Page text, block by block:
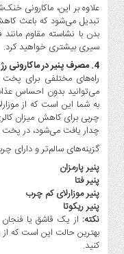
علاوه بر این، ماکارونی
تبدیل می‌شود که باعث
بدن با نشاسته مقاوم مانند
سیری بیشتری خواهید کرد.
4. مصرف پنیر در ماکارونی رژیمی
راه‌های مختلفی برای
می‌توانید بدون احساس
به شما این است که از
چربی برای کاهش میزان
چدار یافت می‌شود، در پخت
گزینه‌های سالم‌تر و دارای
پنیر پارمزان
پنیر فتا
پنیر موزارلای کم چرب
پنیر ریکوتا
نکته: از یک قاشق یا فنجان
بهترین حالت این است که
کنید.